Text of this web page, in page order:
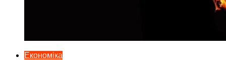
Економіка